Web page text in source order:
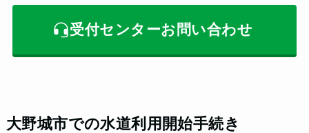
受付センターお問い合わせ
大野城市での水道利用開始手続き